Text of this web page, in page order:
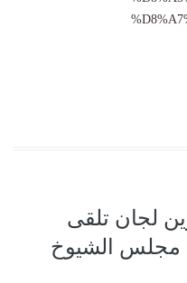
لجان تلقى
مجلس الشيوخ